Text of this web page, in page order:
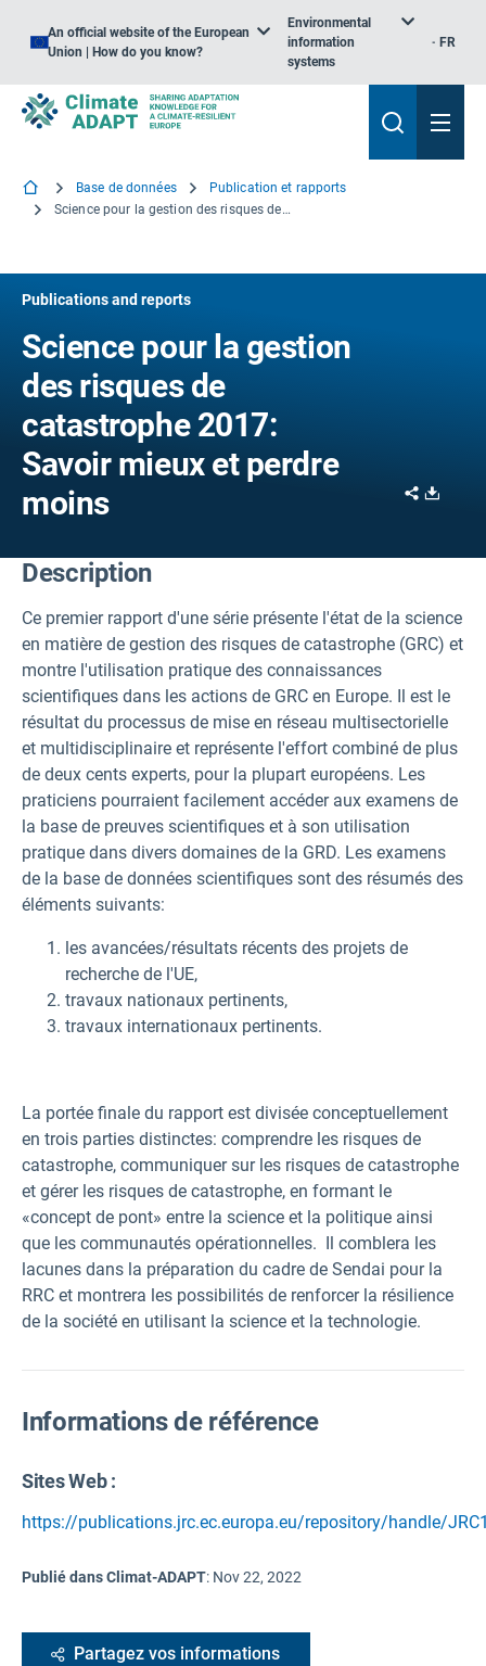
An official website of the European
Union | How do you know?
Environmental
information
systems
FR
Base de données
Publication et rapports
Science pour la gestion des risques de catastrophe 2017: Savoir mieux et perdre moins
Publications and reports
Science pour la gestion
des risques de
catastrophe 2017:
Savoir mieux et perdre
moins
Share
Description
Ce premier rapport d'une série présente l'état de la science
en matière de gestion des risques de catastrophe (GRC) et
montre l'utilisation pratique des connaissances
scientifiques dans les actions de GRC en Europe. Il est le
résultat du processus de mise en réseau multisectorielle
et multidisciplinaire et représente l'effort combiné de plus
de deux cents experts, pour la plupart européens. Les
praticiens pourraient facilement accéder aux examens de
la base de preuves scientifiques et à son utilisation
pratique dans divers domaines de la GRD. Les examens
de la base de données scientifiques sont des résumés des
éléments suivants:
les avancées/résultats récents des projets de
recherche de l'UE,
travaux nationaux pertinents,
travaux internationaux pertinents.
La portée finale du rapport est divisée conceptuellement
en trois parties distinctes: comprendre les risques de
catastrophe, communiquer sur les risques de catastrophe
et gérer les risques de catastrophe, en formant le
«concept de pont» entre la science et la politique ainsi
que les communautés opérationnelles. Il comblera les
lacunes dans la préparation du cadre de Sendai pour la
RRC et montrera les possibilités de renforcer la résilience
de la société en utilisant la science et la technologie.
Informations de référence
Sites Web :
https://publications.jrc.ec.europa.eu/repository/handle/
Publié dans Climat-ADAPT: Nov 22, 2022
Partagez vos informations